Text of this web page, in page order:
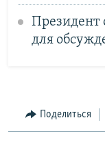
Президент
для
Поделиться